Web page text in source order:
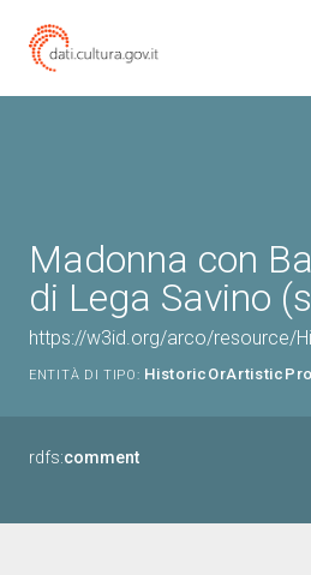
Madonna con
di Lega Savino
https://w3id.org/arco/resource/
ENTITÀ DI TIPO:
rdfs:comment